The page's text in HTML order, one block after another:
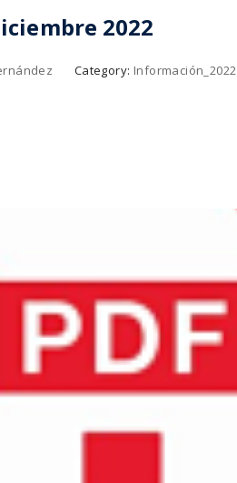
2022
Category: Información_2022